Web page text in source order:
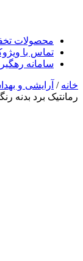
محصولات
تماس با
سامانه
خانه / آرایشی و
رمانتیک برد بدنه